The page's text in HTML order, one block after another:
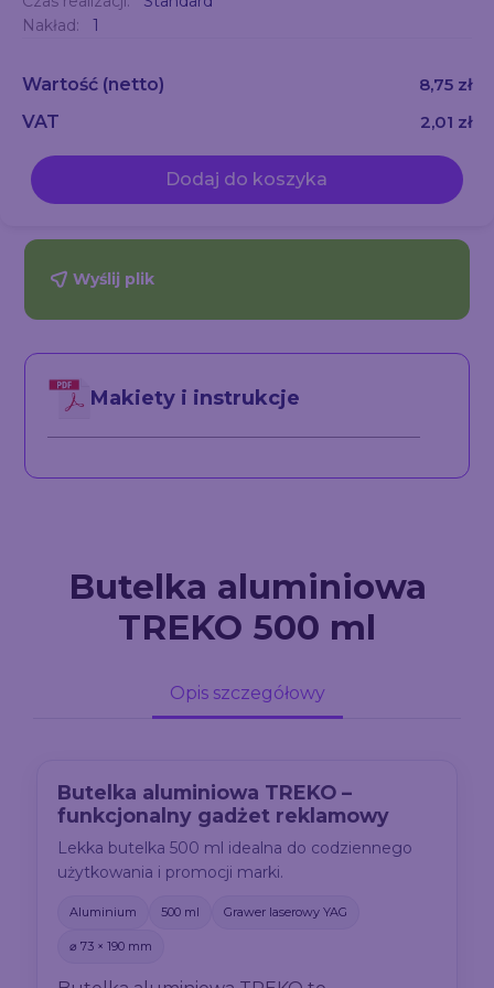
Nakład:
1
Wartość (netto)
8,75 zł
VAT
2,01 zł
Dodaj do koszyka
Wyślij plik
Makiety i instrukcje
Butelka aluminiowa
TREKO 500 ml
Opis szczegółowy
Butelka aluminiowa TREKO –
funkcjonalny gadżet reklamowy
Lekka butelka 500 ml idealna do codziennego
użytkowania i promocji marki.
Aluminium 500 ml Grawer laserowy YAG
⌀ 73 × 190 mm